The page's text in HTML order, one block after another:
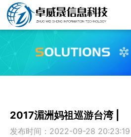
2017湄洲妈祖巡游台湾 |
发布时间：2022-09-28 20:23:19